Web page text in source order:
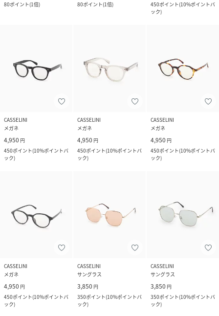
80ポイント(1倍)
80ポイント(1倍)
450ポイント(10%ポイントバ
ック)
CASSELINI
メガネ
4,950 円
450ポイント(10%ポイントバ
ック)
CASSELINI
メガネ
4,950 円
450ポイント(10%ポイントバ
ック)
CASSELINI
メガネ
4,950 円
450ポイント(10%ポイントバ
ック)
CASSELINI
メガネ
4,950 円
450ポイント(10%ポイントバ
ック)
CASSELINI
サングラス
3,850 円
350ポイント(10%ポイントバ
ック)
CASSELINI
サングラス
3,850 円
350ポイント(10%ポイントバ
ック)